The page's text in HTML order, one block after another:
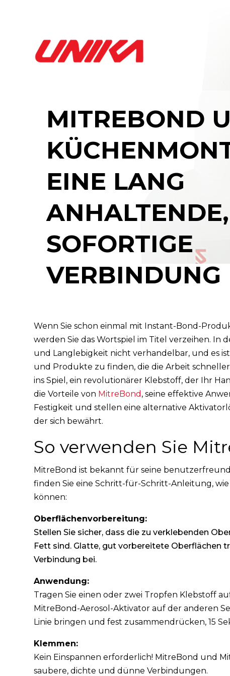
MITREBOND
EINE LANG
ANHALTENDE,
SOFORTIGE
VERBINDUNG
Wenn Sie schon einmal mit Instant-Bond-
werden Sie das Wortspiel im Titel verzeihen.
und Langlebigkeit nicht verhandelbar, und es
und Produkte zu finden, die die Arbeit
ins Spiel, ein revolutionärer Klebstoff, der Ihr
die Vorteile von MitreBond , seine effektive
Festigkeit und stellen eine alternative
der sich bewährt.
So verwenden Sie
MitreBond ist bekannt für seine
finden Sie eine Schritt-für-Schritt-Anleitung,
können:
Oberflächenvorbereitung:
Stellen Sie sicher, dass die zu verklebenden
Fett sind. Glatte, gut vorbereitete Oberflächen
Verbindung bei.
Anwendung:
Tragen Sie einen oder zwei Tropfen Klebstoff
MitreBond-Aerosol-Aktivator auf der anderen
Linie bringen und fest zusammendrücken, 15
Klemmen:
Kein Einspannen erforderlich! MitreBond und
saubere, dichte und dünne Verbindungen.